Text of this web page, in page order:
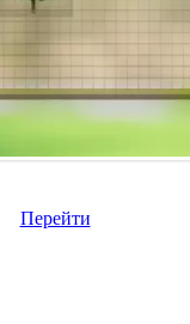
Перейти